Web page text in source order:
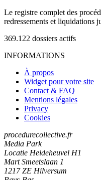
Le registre complet des
redressements et liquidations
369.122 dossiers actifs
INFORMATIONS
À propos
Widget pour votre site
Contact & FAQ
Mentions légales
Privacy
Cookies
procedurecollective.fr
Media Park
Locatie Heideheuvel H1
Mart Smeetslaan 1
1217 ZE Hilversum